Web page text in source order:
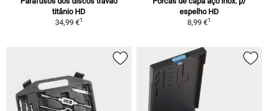
titânio HD
34,99 €1
espelho HD
8,99 €1